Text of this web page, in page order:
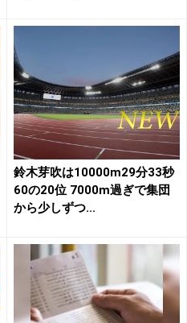
鈴木芽吹は10000m29分33秒
60の20位 7000m過ぎで集団
から少しずつ...